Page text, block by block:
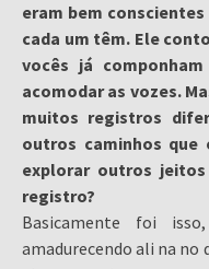
eram bem
cada um têm. Ele
vocês já
acomodar as vozes.
muitos registros
outros caminhos que
explorar outros
registro?
Basicamente foi
amadurecendo ali na no